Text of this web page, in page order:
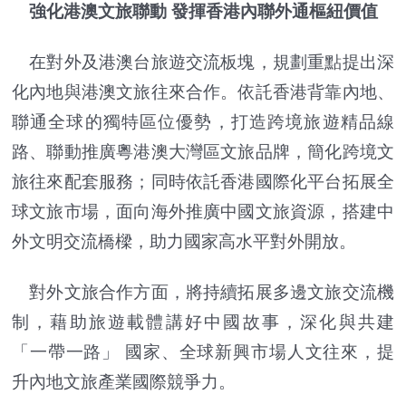
強化港澳文旅聯動 發揮香港內聯外通樞紐價值
在對外及港澳台旅遊交流板塊，規劃重點提出深
化內地與港澳文旅往來合作。依託香港背靠內地、
聯通全球的獨特區位優勢，打造跨境旅遊精品線
路、聯動推廣粵港澳大灣區文旅品牌，簡化跨境文
旅往來配套服務；同時依託香港國際化平台拓展全
球文旅市場，面向海外推廣中國文旅資源，搭建中
外文明交流橋樑，助力國家高水平對外開放。
對外文旅合作方面，將持續拓展多邊文旅交流機
制，藉助旅遊載體講好中國故事，深化與共建
「一帶一路」 國家、全球新興市場人文往來，提
升內地文旅產業國際競爭力。